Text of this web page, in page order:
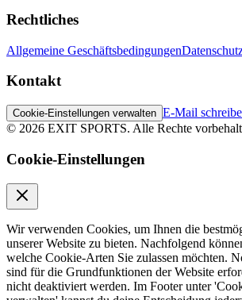
Rechtliches
Allgemeine Geschäftsbedingungen
Kontakt
Cookie-Einstellungen verwalten E-Mail
© 2026 EXIT SPORTS. Alle Rechte
Cookie-Einstellungen
Wir verwenden Cookies, um Ihnen die
unserer Website zu bieten. Nachfolgend
welche Cookie-Arten Sie zulassen möchten.
sind für die Grundfunktionen der Website
nicht deaktiviert werden. Im Footer unter